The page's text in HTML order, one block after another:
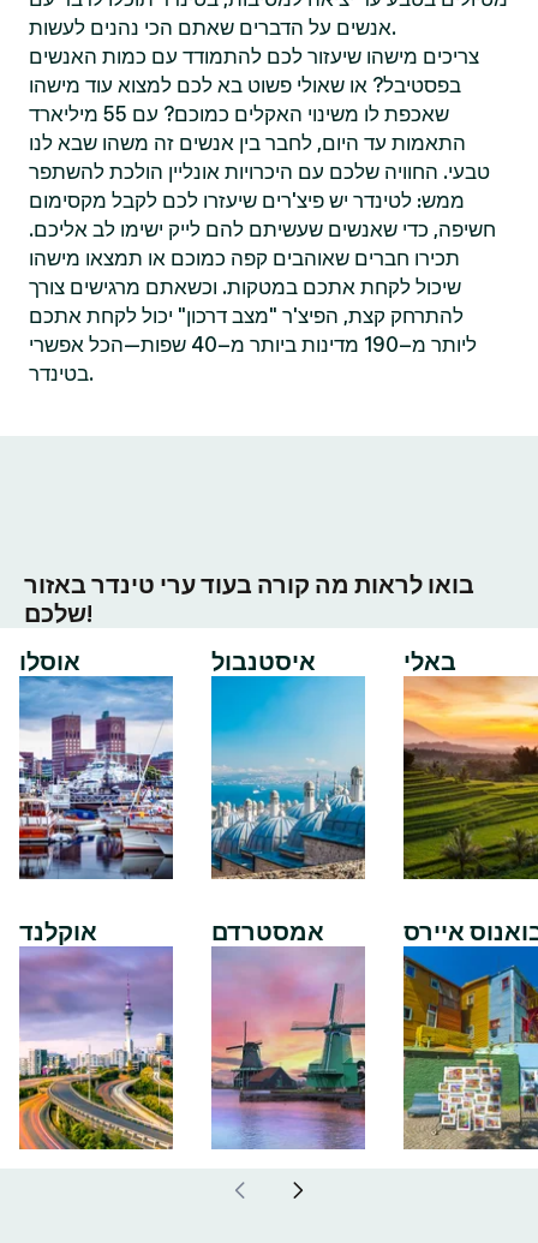
אנשים על הדברים שאתם הכי נהנים לעשות.
צריכים מישהו שיעזור לכם להתמודד עם כמות האנשים
בפסטיבל? או שאולי פשוט בא לכם למצוא עוד מישהו
שאכפת לו משינוי האקלים כמוכם? עם 55 מיליארד
התאמות עד היום, לחבר בין אנשים זה משהו שבא לנו
טבעי. החוויה שלכם עם היכרויות אונליין הולכת להשתפר
ממש: לטינדר יש פיצ'רים שיעזרו לכם לקבל מקסימום
חשיפה, כדי שאנשים שעשיתם להם לייק ישימו לב אליכם.
תכירו חברים שאוהבים קפה כמוכם או תמצאו מישהו
שיכול לקחת אתכם במטקות. וכשאתם מרגישים צורך
להתרחק קצת, הפיצ'ר "מצב דרכון" יכול לקחת אתכם
ליותר מ–190 מדינות ביותר מ–40 שפות—הכל אפשרי
בטינדר.
בואו לראות מה קורה בעוד ערי טינדר באזור
שלכם!
אוסלו
אוקלנד
איסטנבול
אמסטרדם
באלי
איירס